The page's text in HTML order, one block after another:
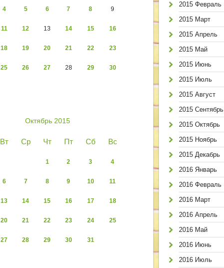
4 5 6 7 8 9
11 12 13 14 15 16
18 19 20 21 22 23
25 26 27 28 29 30
Октябрь 2015
Вт Ср Чт Пт Сб Вс
1 2 3 4
6 7 8 9 10 11
13 14 15 16 17 18
20 21 22 23 24 25
27 28 29 30 31
2015 Февраль
2015 Март
2015 Апрель
2015 Май
2015 Июнь
2015 Июль
2015 Август
2015 Сентябрь
2015 Октябрь
2015 Ноябрь
2015 Декабрь
2016 Январь
2016 Февраль
2016 Март
2016 Апрель
2016 Май
2016 Июнь
2016 Июль